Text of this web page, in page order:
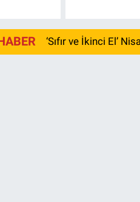
‘Sıfır ve İkinci El’